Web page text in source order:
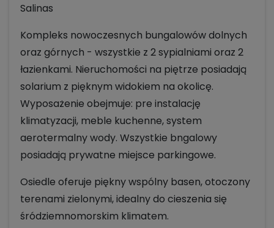
Salinas
Kompleks nowoczesnych bungalowów dolnych
oraz górnych - wszystkie z 2 sypialniami oraz 2
łazienkami. Nieruchomości na piętrze posiadają
solarium z pięknym widokiem na okolicę.
Wyposażenie obejmuje: pre instalację
klimatyzacji, meble kuchenne, system
aerotermalny wody. Wszystkie bngalowy
posiadają prywatne miejsce parkingowe.
Osiedle oferuje piękny wspólny basen, otoczony
terenami zielonymi, idealny do cieszenia się
śródziemnomorskim klimatem.